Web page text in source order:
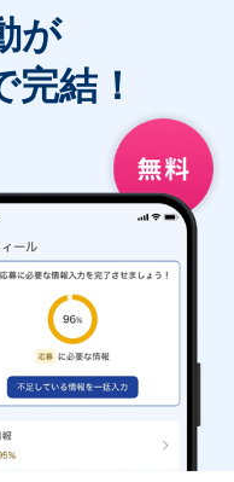
が
完結！